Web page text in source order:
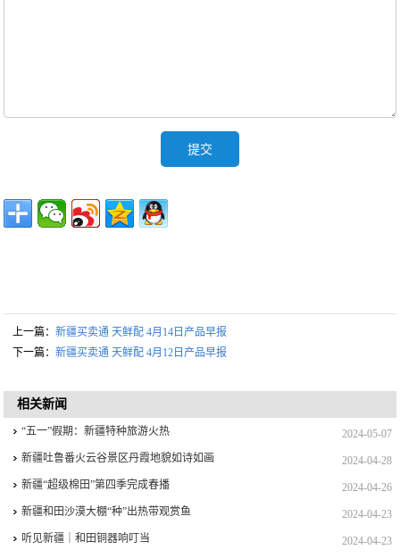
上一篇：新疆买卖通 天鲜配 4月14日产品早报
下一篇：新疆买卖通 天鲜配 4月12日产品早报
相关新闻
2024-05-07
“五一”假期：新疆特种旅游火热
2024-04-28
新疆吐鲁番火云谷景区丹霞地貌如诗如画
2024-04-26
新疆“超级棉田”第四季完成春播
2024-04-23
新疆和田沙漠大棚“种”出热带观赏鱼
2024-04-23
听见新疆｜和田铜器响叮当